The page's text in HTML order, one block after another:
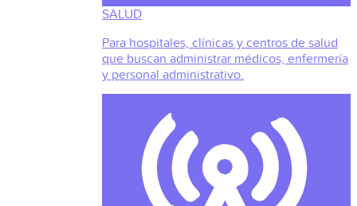
SALUD
Para hospitales, clínicas y centros de salud
que buscan administrar médicos, enfermería
y personal administrativo.